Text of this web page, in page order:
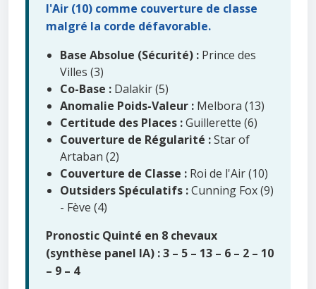
l'Air (10) comme couverture de classe
malgré la corde défavorable.
Base Absolue (Sécurité) : Prince des
Villes (3)
Co-Base : Dalakir (5)
Anomalie Poids-Valeur : Melbora (13)
Certitude des Places :Guillerette (6)
Couverture de Régularité :Star of
Artaban (2)
Couverture de Classe : Roi de l'Air (10)
Outsiders Spéculatifs :Cunning Fox (9)
- Fève (4)
Pronostic Quinté en 8 chevaux
(synthèse panel IA) : 3 – 5 – 13 – 6 – 2 – 10
– 9 – 4